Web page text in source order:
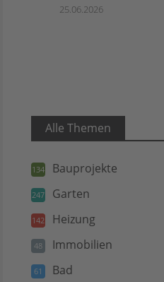
25.06.2026
Alle Themen
134 Bauprojekte
247 Garten
142 Heizung
48 Immobilien
61 Bad